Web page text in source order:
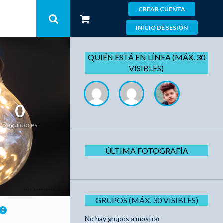
CREAR CUENTA
INICIO DE SESIÓN
0
Seguidores
0
QUIÉN ESTÁ EN LÍNEA (MÁX. 30
VISIBLES)
ÚLTIMA FOTOGRAFÍA
GRUPOS (MÁX. 30 VISIBLES)
No hay grupos a mostrar